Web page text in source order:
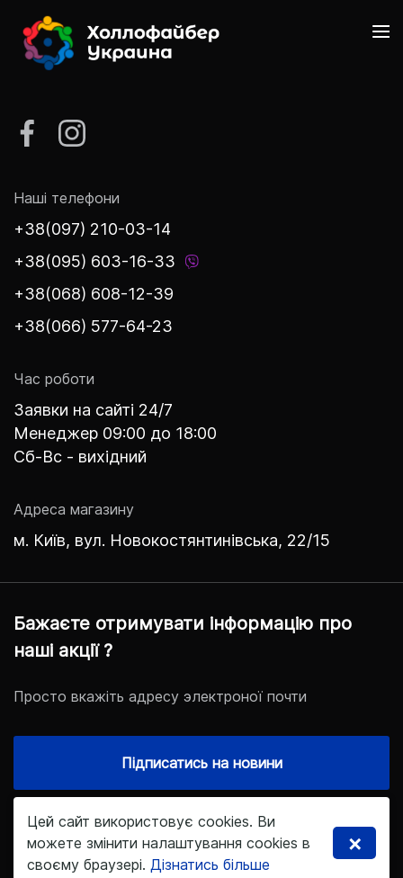
Цей сайт використовує cookies. Ви
можете змінити налаштування cookies в
своєму браузері. Дізнатись більше
×
Наші телефони
+38(097) 210-03-14
+38(095) 603-16-33
+38(068) 608-12-39
+38(066) 577-64-23
Час роботи
Заявки на сайті 24/7
Менеджер 09:00 до 18:00
Сб-Вс - вихідний
Адреса магазину
м. Київ, вул. Новокостянтинівська, 22/15
Бажаєте отримувати інформацію про
наші акції ?
Просто вкажіть адресу электроної почти
Підписатись на новини
© 2021. Інтернет-магазин холлофайбер.укр
Дизайн та розробка kofelatte.studio